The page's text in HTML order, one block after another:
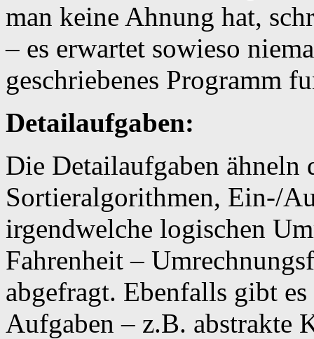
man keine Ahnung hat,
– es erwartet sowieso
geschriebenes Programm
Detailaufgaben:
Die Detailaufgaben
Sortieralgorithmen, Ein-/
irgendwelche logischen
Fahrenheit –
abgefragt. Ebenfalls gibt
Aufgaben – z.B. abstrakte